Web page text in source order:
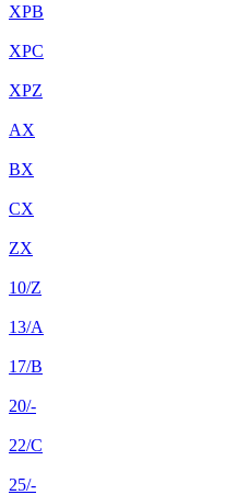
XPB
XPC
XPZ
AX
BX
CX
ZX
10/Z
13/A
17/B
20/-
22/C
25/-